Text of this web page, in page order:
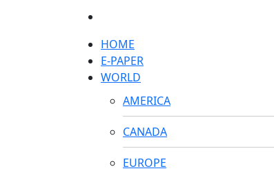
HOME
E-PAPER
WORLD
AMERICA
CANADA
EUROPE